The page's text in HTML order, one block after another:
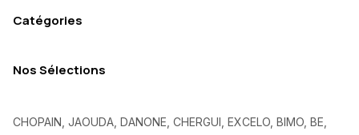
Catégories
Nos Sélections
CHOPAIN, JAOUDA, DANONE, CHERGUI, EXCELO, BIMO, BE,